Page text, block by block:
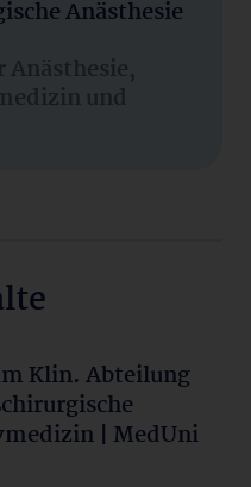
Anästhesie
und
Klin. Abteilung
| MedUni